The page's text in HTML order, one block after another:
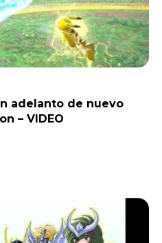
adelanto de nuevo
– VIDEO